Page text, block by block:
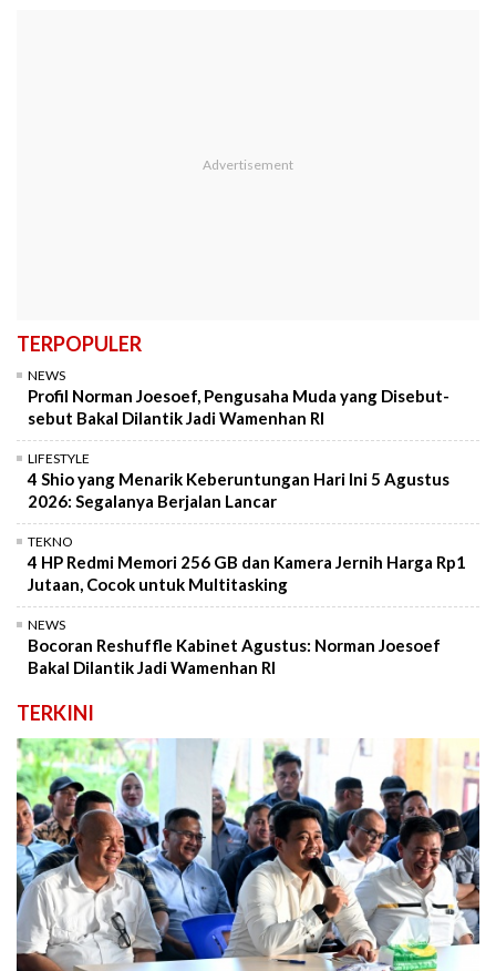
TERPOPULER
NEWS
Profil Norman Joesoef, Pengusaha Muda yang Disebut-
sebut Bakal Dilantik Jadi Wamenhan RI
LIFESTYLE
4 Shio yang Menarik Keberuntungan Hari Ini 5 Agustus
2026: Segalanya Berjalan Lancar
TEKNO
4 HP Redmi Memori 256 GB dan Kamera Jernih Harga Rp1
Jutaan, Cocok untuk Multitasking
NEWS
Bocoran Reshuffle Kabinet Agustus: Norman Joesoef
Bakal Dilantik Jadi Wamenhan RI
TERKINI